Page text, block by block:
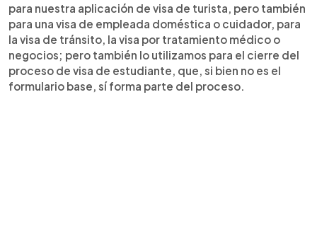
para nuestra aplicación de visa de turista, pero también
para una visa de empleada doméstica o cuidador, para
la visa de tránsito, la visa por tratamiento médico o
negocios; pero también lo utilizamos para el cierre del
proceso de visa de estudiante, que, si bien no es el
formulario base, sí forma parte del proceso.